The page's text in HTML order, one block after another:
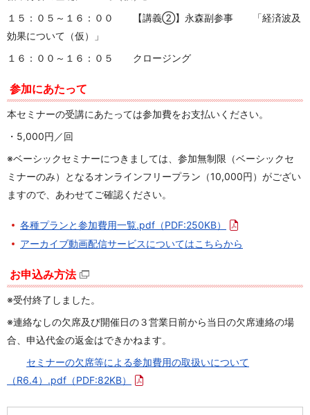
１５：０５～１６：００ 【講義②】永森副参事
「経済波及
効果について（仮）」
１６：００～１６：０５ クロージング
参加にあたって
本セミナーの受講にあたっては参加費をお支払いください。
・5,000円／回
※ベーシックセミナーにつきましては、参加無制限（ベーシックセ
ミナーのみ）となるオンラインフリープラン（10,000円）がござい
ますので、あわせてご確認ください。
各種プランと参加費用一覧.pdf （PDF:250KB）
アーカイブ動画配信サービスについてはこちらから
お申込み方法
※受付終了しました。
※連絡なしの欠席及び開催日の３営業日前から当日の欠席連絡の場
合、申込代金の返金はできかねます。
セミナーの欠席等による参加費用の取扱いについて
（R6.4）.pdf （PDF:82KB）